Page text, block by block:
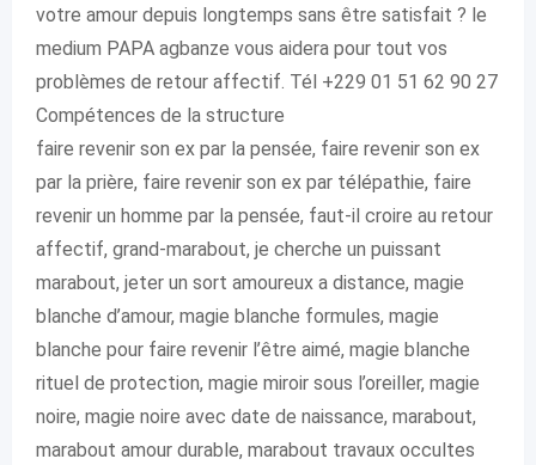
votre amour depuis longtemps sans être satisfait ? le
medium PAPA agbanze vous aidera pour tout vos
problèmes de retour affectif. Tél +229 01 51 62 90 27
Compétences de la structure
faire revenir son ex par la pensée, faire revenir son ex
par la prière, faire revenir son ex par télépathie, faire
revenir un homme par la pensée, faut-il croire au retour
affectif, grand-marabout, je cherche un puissant
marabout, jeter un sort amoureux a distance, magie
blanche d’amour, magie blanche formules, magie
blanche pour faire revenir l’être aimé, magie blanche
rituel de protection, magie miroir sous l’oreiller, magie
noire, magie noire avec date de naissance, marabout,
marabout amour durable, marabout travaux occultes